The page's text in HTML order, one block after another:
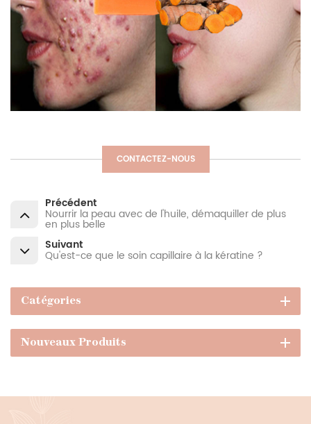
CONTACTEZ-NOUS
Précédent
Nourrir la peau avec de l'huile, démaquiller de plus
en plus belle
Suivant
Qu'est-ce que le soin capillaire à la kératine ?
Catégories
Nouveaux Produits